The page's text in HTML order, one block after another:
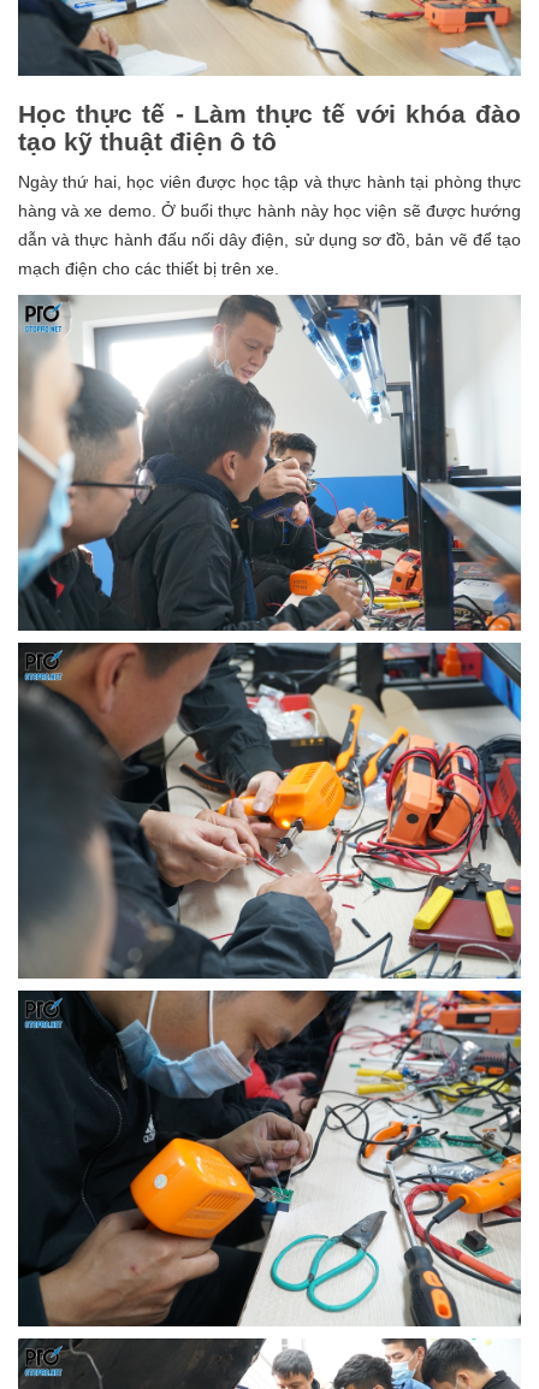
Học thực tế - Làm thực tế với khóa đào
tạo kỹ thuật điện ô tô
Ngày thứ hai, học viên được học tập và thực hành tại phòng thực
hàng và xe demo. Ở buổi thực hành này học viện sẽ được hướng
dẫn và thực hành đấu nối dây điện, sử dụng sơ đồ, bản vẽ để tạo
mạch điện cho các thiết bị trên xe.